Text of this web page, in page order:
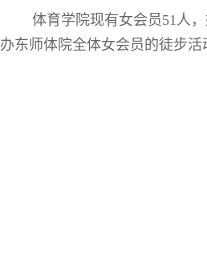
体育学院现有女会员51人
办东师体院全体女会员的徒步活